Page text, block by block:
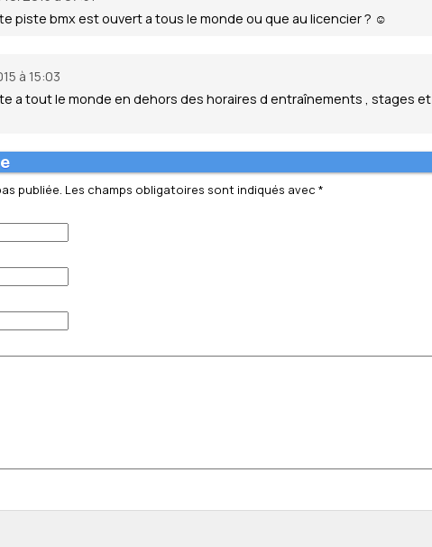
piste bmx est ouvert a tous le monde ou que au licencier ? ☺
à 15:03
a tout le monde en dehors des horaires d entraînements , stages et
publiée. Les champs obligatoires sont indiqués avec *